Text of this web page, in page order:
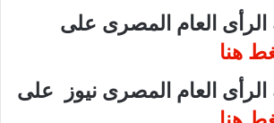
الرأى العام المصرى على
هنا
الرأى العام المصرى نيوز على